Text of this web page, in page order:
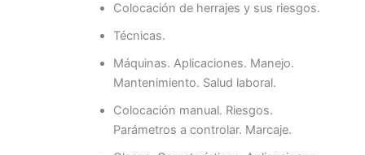
Colocación de herrajes y sus riesgos.
Técnicas.
Máquinas. Aplicaciones. Manejo.
Mantenimiento. Salud laboral.
Colocación manual. Riesgos.
Parámetros a controlar. Marcaje.